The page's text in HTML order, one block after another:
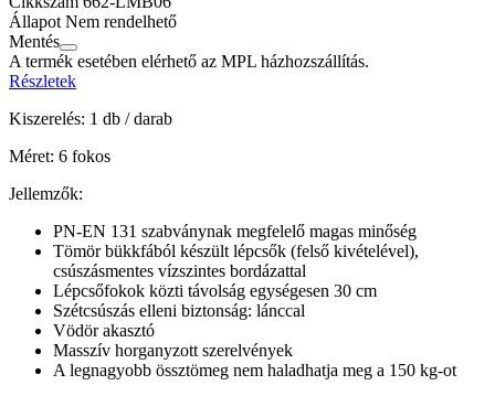
Állapot Nem rendelhető
Mentés
A termék esetében elérhető az MPL házhozszállítás.
Részletek
Kiszerelés: 1 db / darab
Méret: 6 fokos
Jellemzők:
PN-EN 131 szabványnak megfelelő magas minőség
Tömör bükkfából készült lépcsők (felső kivételével),
csúszásmentes vízszintes bordázattal
Lépcsőfokok közti távolság egységesen 30 cm
Szétcsúszás elleni biztonság: lánccal
Vödör akasztó
Masszív horganyzott szerelvények
A legnagyobb össztömeg nem haladhatja meg a 150 kg-ot